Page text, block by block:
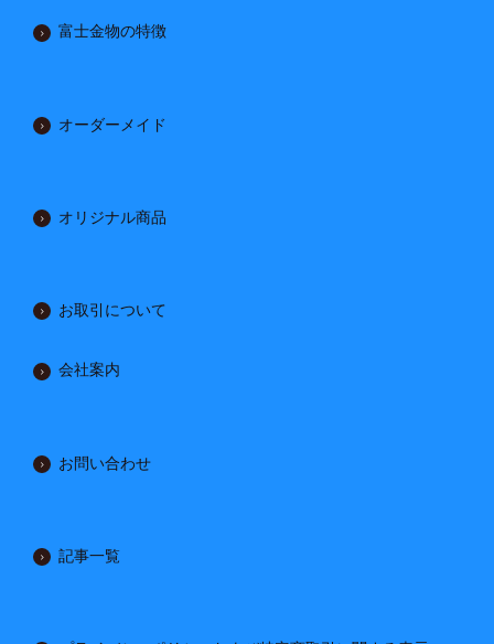
富士金物の特徴
オーダーメイド
オリジナル商品
お取引について
会社案内
お問い合わせ
記事一覧